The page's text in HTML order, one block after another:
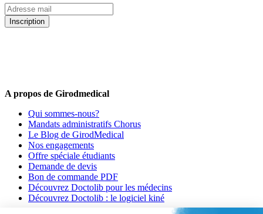
Inscription
A propos de Girodmedical
Qui sommes-nous?
Mandats administratifs Chorus
Le Blog de GirodMedical
Nos engagements
Offre spéciale étudiants
Demande de devis
Bon de commande PDF
Découvrez Doctolib pour les médecins
Découvrez Doctolib : le logiciel kiné